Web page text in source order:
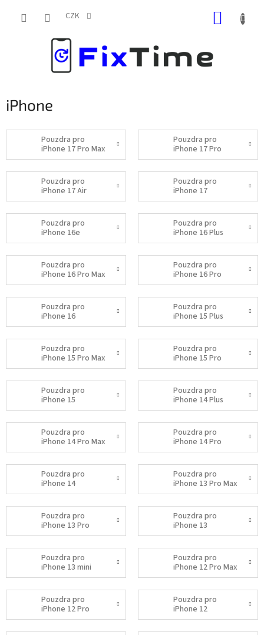
CZK
iPhone
Pouzdra pro
iPhone 17 Pro Max
Pouzdra pro
iPhone 17 Pro
Pouzdra pro
iPhone 17 Air
Pouzdra pro
iPhone 17
Pouzdra pro
iPhone 16e
Pouzdra pro
iPhone 16 Plus
Pouzdra pro
iPhone 16 Pro Max
Pouzdra pro
iPhone 16 Pro
Pouzdra pro
iPhone 16
Pouzdra pro
iPhone 15 Plus
Pouzdra pro
iPhone 15 Pro Max
Pouzdra pro
iPhone 15 Pro
Pouzdra pro
iPhone 15
Pouzdra pro
iPhone 14 Plus
Pouzdra pro
iPhone 14 Pro Max
Pouzdra pro
iPhone 14 Pro
Pouzdra pro
iPhone 14
Pouzdra pro
iPhone 13 Pro Max
Pouzdra pro
iPhone 13 Pro
Pouzdra pro
iPhone 13
Pouzdra pro
iPhone 13 mini
Pouzdra pro
iPhone 12 Pro Max
Pouzdra pro
iPhone 12 Pro
Pouzdra pro
iPhone 12